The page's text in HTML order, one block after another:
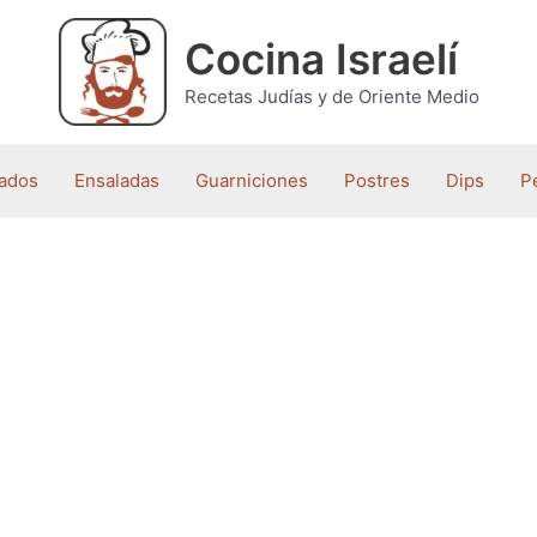
Cocina Israelí
Recetas Judías y de Oriente Medio
Ensaladas Guarniciones Postres Dips